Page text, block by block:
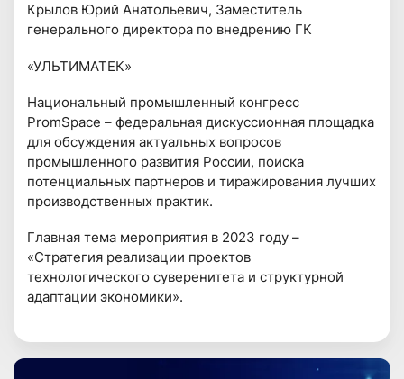
Крылов Юрий Анатольевич, Заместитель
генерального директора по внедрению ГК
«УЛЬТИМАТЕК»
Национальный промышленный конгресс
PromSpace – федеральная дискуссионная площадка
для обсуждения актуальных вопросов
промышленного развития России, поиска
потенциальных партнеров и тиражирования лучших
производственных практик.
Главная тема мероприятия в 2023 году –
«Стратегия реализации проектов
технологического суверенитета и структурной
адаптации экономики».